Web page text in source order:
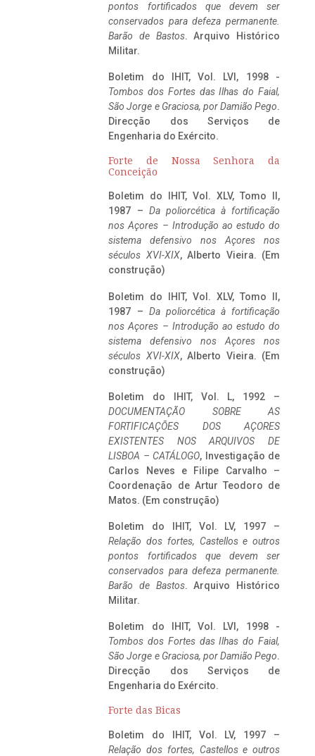
pontos fortificados que devem ser
conservados para defeza permanente.
Barão de Bastos. Arquivo Histórico
Militar.
Boletim do IHIT, Vol. LVI, 1998 -
Tombos dos Fortes das Ilhas do Faial,
São Jorge e Graciosa, por Damião Pego.
Direcção dos Serviços de
Engenharia do Exército.
Forte de Nossa Senhora da
Conceição
Boletim do IHIT, Vol. XLV, Tomo II,
1987 – Da poliorcética à fortificação
nos Açores – Introdução ao estudo do
sistema defensivo nos Açores nos
séculos XVI-XIX, Alberto Vieira. (Em
construção)
Boletim do IHIT, Vol. XLV, Tomo II,
1987 – Da poliorcética à fortificação
nos Açores – Introdução ao estudo do
sistema defensivo nos Açores nos
séculos XVI-XIX, Alberto Vieira. (Em
construção)
Boletim do IHIT, Vol. L, 1992 –
DOCUMENTAÇÃO SOBRE AS
FORTIFICAÇÕES DOS AÇORES
EXISTENTES NOS ARQUIVOS DE
LISBOA – CATÁLOGO, Investigação de
Carlos Neves e Filipe Carvalho –
Coordenação de Artur Teodoro de
Matos. (Em construção)
Boletim do IHIT, Vol. LV, 1997 –
Relação dos fortes, Castellos e outros
pontos fortificados que devem ser
conservados para defeza permanente.
Barão de Bastos. Arquivo Histórico
Militar.
Boletim do IHIT, Vol. LVI, 1998 -
Tombos dos Fortes das Ilhas do Faial,
São Jorge e Graciosa, por Damião Pego.
Direcção dos Serviços de
Engenharia do Exército.
Forte das Bicas
Boletim do IHIT, Vol. LV, 1997 –
Relação dos fortes, Castellos e outros